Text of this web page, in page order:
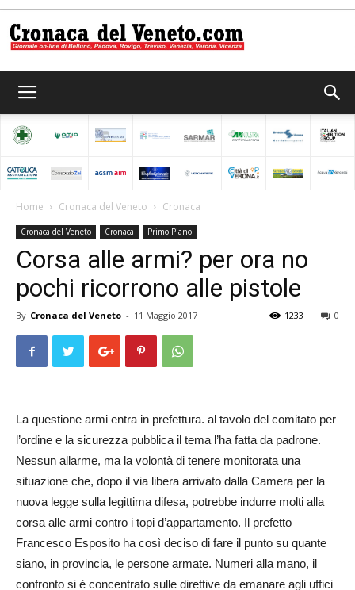
del
Veneto
Home Cronaca del Veneto Cronaca
Cronaca del Veneto Cronaca Primo Piano
Corsa alle armi? per ora no
pochi ricorrono alle pistole
By Cronaca del Veneto - 11 Maggio 2017 0
1233
La questione armi entra in prefettura. al tavolo del comitato per
l’ordine e la sicurezza pubblica il tema l’ha fatta da padrone.
Nessun allarme, ma la volontà di tenere monitorata una
situazione che, dopo il via libera arrivato dalla Camera per la
nuova legge sulla legittima difesa, potrebbe indurre molti alla
corsa alle armi contro i topi d’appartamento. Il prefetto
Francesco Esposito ha così deciso di fare il punto su quante
siano, in provincia, le persone armate. Numeri alla mano, il
confronto si è concentrato sulle direttive da emanare agli uffici